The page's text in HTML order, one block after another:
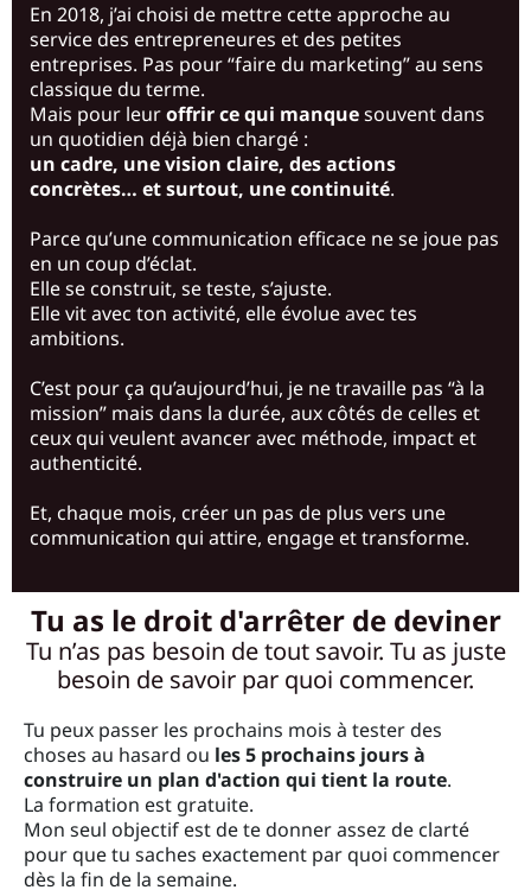
En 2018, j’ai choisi de mettre cette approche au
service des entrepreneures et des petites
entreprises. Pas pour “faire du marketing” au sens
classique du terme.
Mais pour leuroffrir ce qui manquesouvent dans
un quotidien déjà bien chargé :
un cadre, une vision claire, des actions
concrètes… et surtout, une continuité.
Parce qu’une communication efficace ne se joue pas
en un coup d’éclat.
Elle se construit, se teste, s’ajuste.
Elle vit avec ton activité, elle évolue avec tes
ambitions.
C’est pour ça qu’aujourd’hui, je ne travaille pas “à la
mission” mais dans la durée, aux côtés de celles et
ceux qui veulent avancer avec méthode, impact et
authenticité.
Et, chaque mois, créer un pas de plus vers une
communication qui attire, engage et transforme.
Tu as le droit d'arrêter de deviner
Tu n’as pas besoin de tout savoir. Tu as juste
besoin de savoir par quoi commencer.
Tu peux passer les prochains mois à tester des
choses au hasard ou les 5 prochains jours à
construire un plan d'action qui tient la route.
La formation est gratuite.
Mon seul objectif est de te donner assez de clarté
pour que tu saches exactement par quoi commencer
dès la fin de la semaine.